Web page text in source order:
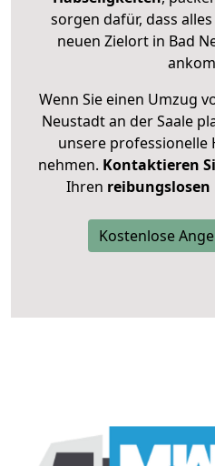
sorgen dafür, dass
neuen Zielort in Bad
Wenn Sie einen Umzug
Neustadt an der Saale
unsere professionelle
nehmen. Kontaktieren
Ihren reibungslosen
Kostenlose